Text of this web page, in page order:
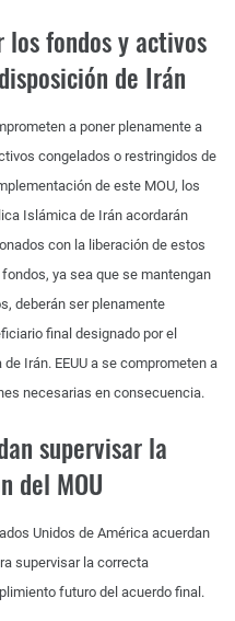
los fondos y activos
de Irán
a poner plenamente a
congelados o restringidos de
de este MOU, los
Islámica de Irán acordarán
con la liberación de estos
ya sea que se mantengan
deberán ser plenamente
final designado por el
Irán. EEUU a se comprometen a
necesarias en consecuencia.
supervisar la
del MOU
Unidos de América acuerdan
supervisar la correcta
futuro del acuerdo final.